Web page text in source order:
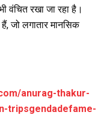
वंचित रखा जा रहा है।
जो लगातार मानसिक
anurag-thakur-
tripsgendadefame-